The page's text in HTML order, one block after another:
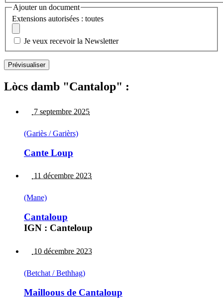
Ajouter un document
Extensions autorisées : toutes
Je veux recevoir la Newsletter
Lòcs damb "Cantalop" :
7 septembre 2025
(Gariès / Garièrs)
Cante Loup
11 décembre 2023
(Mane)
Cantaloup
IGN : Canteloup
10 décembre 2023
(Betchat / Bethhag)
Mailloous de Cantaloup